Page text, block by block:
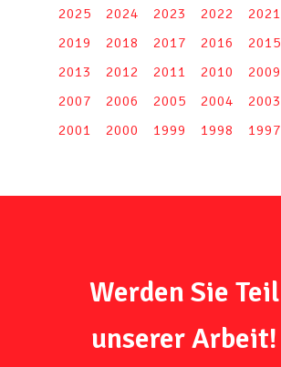
2025 2024 2023 2022 2021
2019
2018 2017 2016 2015
2013
2012 2011 2010 2009
2007
2006 2005 2004 2003
2001
2000 1999 1998 1997
Werden Sie Teil
unserer Arbeit!